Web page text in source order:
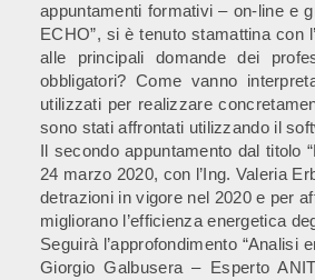
appuntamenti formativi – on-line e
ECHO”, si è tenuto stamattina con
alle principali domande dei
obbligatori? Come vanno
utilizzati per realizzare
sono stati affrontati utilizzando il
Il secondo appuntamento dal titolo
24 marzo 2020, con l’Ing. Valeria
detrazioni in vigore nel 2020 e per
migliorano l’efficienza energetica
Seguirà l’approfondimento “Analisi
Giorgio Galbusera – Esperto